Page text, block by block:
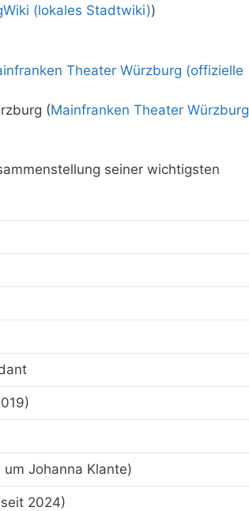
(lokales Stadtwiki))
Theater Würzburg (offizielle
(Mainfranken Theater Würzburg
seiner wichtigsten
Johanna Klante)
2024)